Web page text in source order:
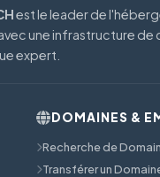
est le leader de
une infrastructure de
expert.
DOMAINES &
Recherche de
Transférer un